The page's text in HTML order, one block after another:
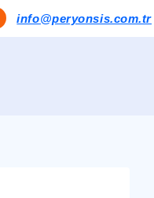
info@peryonsis.com.tr